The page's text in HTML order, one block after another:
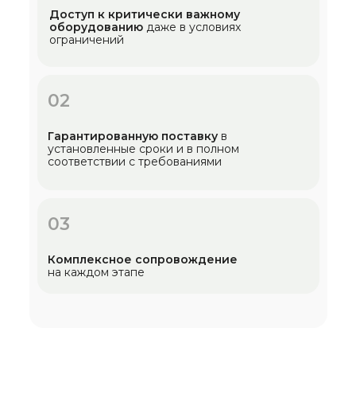
Доступ к критически важному
оборудованиюдаже в условиях
ограничений
02
Гарантированную поставкув
установленные сроки и в полном
соответствии с требованиями
03
Комплексное сопровождение
на каждом этапе